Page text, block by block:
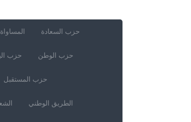
حزب السعادة
حزب حزب الوطن
حزب المستقبل
الطريق الوطني